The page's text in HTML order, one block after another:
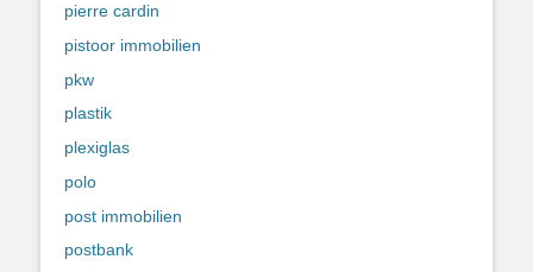
pierre cardin
pistoor immobilien
pkw
plastik
plexiglas
polo
post immobilien
postbank